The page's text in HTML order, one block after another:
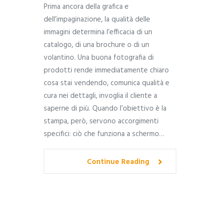
Prima ancora della grafica e
dell’impaginazione, la qualità delle
immagini determina l’efficacia di un
catalogo, di una brochure o di un
volantino. Una buona fotografia di
prodotti rende immediatamente chiaro
cosa stai vendendo, comunica qualità e
cura nei dettagli, invoglia il cliente a
saperne di più. Quando l’obiettivo è la
stampa, però, servono accorgimenti
specifici: ciò che funziona a schermo…
Continue Reading